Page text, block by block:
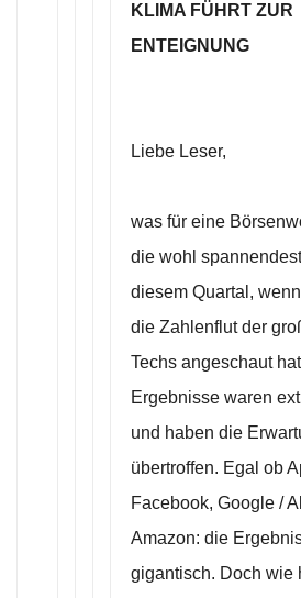
KLIMA FÜHRT ZUR
ENTEIGNUNG
Liebe Leser,
was für eine
die wohl
diesem Quartal,
die Zahlenflut der
Techs angeschaut
Ergebnisse waren
und haben die
übertroffen. Egal ob
Facebook, Google /
Amazon: die
gigantisch. Doch wie